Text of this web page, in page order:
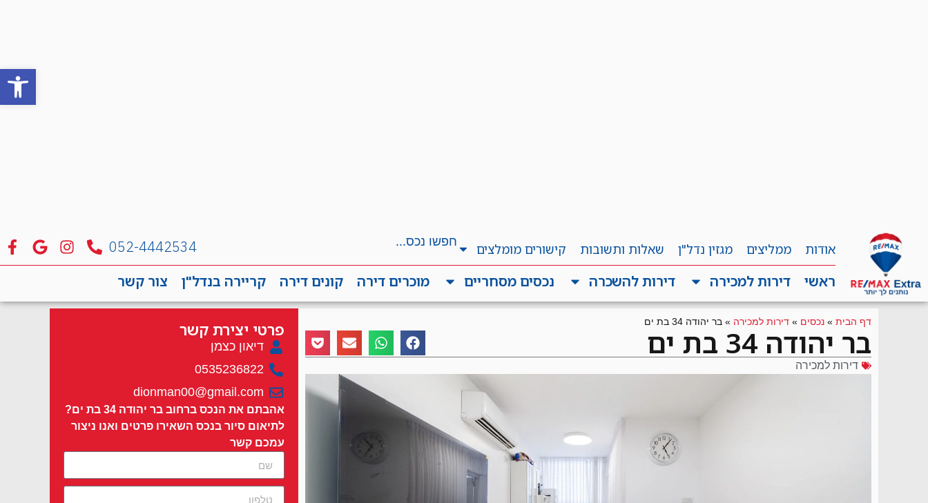
פתח
אודות ממליצים מגזין נדל"ן שאלות ותשובות קישורים מומלצים
052-4442534
ראשי
דירות למכירה דירות להשכרה נכסים מסחריים מוכרים דירה קונים דירה קריירה בנדל"ן צור קשר
דף הבית » נכסים » דירות למכירה » בר יהודה 34 בת ים
בר יהודה 34 בת ים
דירות למכירה
פרטי יצירת קשר
דיאון כצמן
0535236822
dionman00@gmail.com
אהבתם את הנכס ברחוב בר יהודה 34 בת ים?
לתיאום סיור בנכס השאירו פרטים ואנו ניצור
עמכם קשר